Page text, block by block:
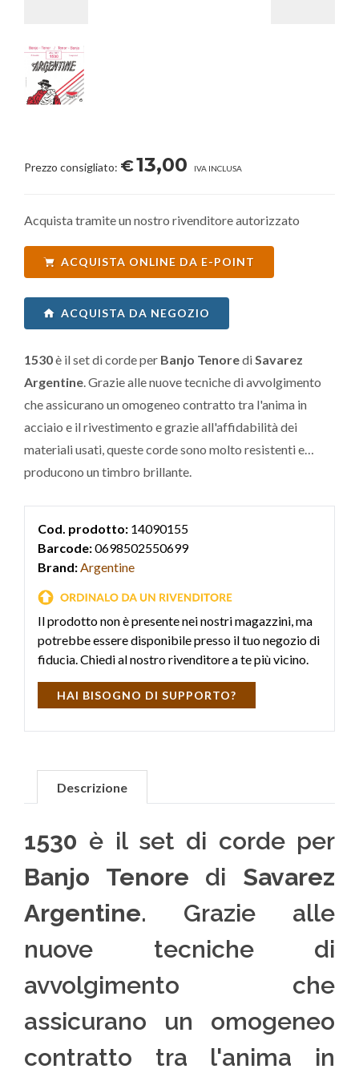
Prezzo consigliato: €13,00 IVA INCLUSA
Acquista tramite un nostro rivenditore autorizzato
ACQUISTA ONLINE DA E-POINT
ACQUISTA DA NEGOZIO
1530è il set di corde per Banjo TenorediSavarez
Argentine. Grazie alle nuove tecniche di avvolgimento
che assicurano un omogeneo contratto tra l'anima in
acciaio e il rivestimento e grazie all'affidabilità dei
materiali usati, queste corde sono molto resistenti e
producono un timbro brillante.
Cod. prodotto: 14090155
Barcode:0698502550699
Brand:Argentine
Il prodotto non è presente nei nostri magazzini, ma
potrebbe essere disponibile presso il tuo negozio di
fiducia. Chiedi al nostro rivenditore a te più vicino.
HAI BISOGNO DI SUPPORTO?
Descrizione
1530 è il set di corde per
Banjo Tenore di Savarez
Argentine. Grazie alle
nuove tecniche di
avvolgimento che
assicurano un omogeneo
contratto tra l'anima in